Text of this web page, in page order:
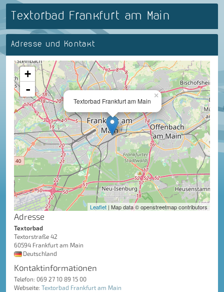
Textorbad Frankfurt am Main
Adresse und Kontakt
×
Textorbad Frankfurt am Main
+
-
Leaflet | Map data © openstreetmap contributors
Adresse
Textorbad
Textorstraße 42
60594 Frankfurt am Main
Deutschland
Kontaktinformationen
Telefon: 069 27 10 89 15 00
Webseite: Textorbad Frankfurt am Main